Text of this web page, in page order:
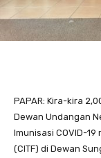
PAPAR: Kira-kira
Dewan Undangan
Imunisasi COVID-19
(CITF) di Dewan